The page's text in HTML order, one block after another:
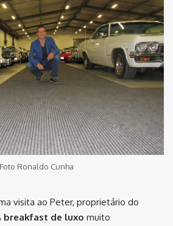
Foto Ronaldo Cunha
visita ao Peter, proprietário do
breakfast de luxo muito